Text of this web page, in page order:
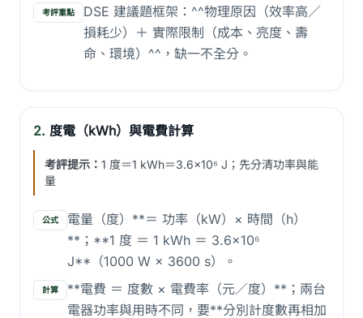
考評重點
DSE 建議題框架：^^物理原因（效率高／
損耗少）＋ 實際限制（成本、亮度、壽
命、環境）^^，缺一不全分。
2. 度電（kWh）與電費計算
考評提示： 1 度＝1 kWh＝3.6×10⁶ J；先分清功率與能
量
公式
電量（度）**＝ 功率（kW）× 時間（h）
**；**1 度 ＝ 1 kWh ＝ 3.6×10⁶
J**（1000 W × 3600 s）。
計算
**電費 ＝ 度數 × 電費率（元／度）**；兩台
電器功率與用時不同，要**分別計度數再相加